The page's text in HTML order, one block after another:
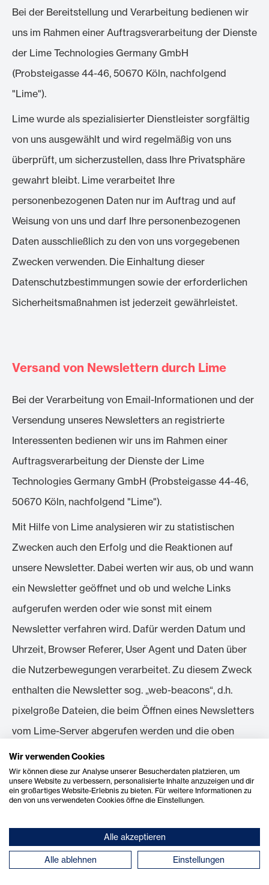
Bei der Bereitstellung und Verarbeitung bedienen wir
uns im Rahmen einer Auftragsverarbeitung der Dienste
der Lime Technologies Germany GmbH
(Probsteigasse 44-46, 50670 Köln, nachfolgend
"Lime").
Lime wurde als spezialisierter Dienstleister sorgfältig
von uns ausgewählt und wird regelmäßig von uns
überprüft, um sicherzustellen, dass Ihre Privatsphäre
gewahrt bleibt. Lime verarbeitet Ihre
personenbezogenen Daten nur im Auftrag und auf
Weisung von uns und darf Ihre personenbezogenen
Daten ausschließlich zu den von uns vorgegebenen
Zwecken verwenden. Die Einhaltung dieser
Datenschutzbestimmungen sowie der erforderlichen
Sicherheitsmaßnahmen ist jederzeit gewährleistet.
Versand von Newslettern durch Lime
Bei der Verarbeitung von Email-Informationen und der
Versendung unseres Newsletters an registrierte
Interessenten bedienen wir uns im Rahmen einer
Auftragsverarbeitung der Dienste der Lime
Technologies Germany GmbH (Probsteigasse 44-46,
50670 Köln, nachfolgend "Lime").
Mit Hilfe von Lime analysieren wir zu statistischen
Zwecken auch den Erfolg und die Reaktionen auf
unsere Newsletter. Dabei werten wir aus, ob und wann
ein Newsletter geöffnet und ob und welche Links
aufgerufen werden oder wie sonst mit einem
Newsletter verfahren wird. Dafür werden Datum und
Uhrzeit, Browser Referer, User Agent und Daten über
die Nutzerbewegungen verarbeitet. Zu diesem Zweck
enthalten die Newsletter sog. „web-beacons“, d.h.
pixelgroße Dateien, die beim Öffnen eines Newsletters
vom Lime-Server abgerufen werden und die oben
genannten Informationen abrufen.
Falls Sie das Tracking nicht wünschen, steht Ihnen eine
Widerspruchsmöglichkeit zur Verfügung. Im Falle Ihres
(Widerspruch) gespeichert.
Für die Verarbeitung der Daten wird zum Abschluss
Wir verwenden Cookies
Wir können diese zur Analyse unserer Besucherdaten platzieren, um
unsere Website zu verbessern, personalisierte Inhalte anzuzeigen und dir
ein großartiges Website-Erlebnis zu bieten. Für weitere Informationen zu
den von uns verwendeten Cookies öffne die Einstellungen.
Alle akzeptieren
Alle ablehnen Einstellungen